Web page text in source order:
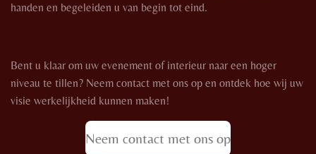
handen en begeleiden u van begin tot eind.
Bent u klaar om uw evenement of interieur naar een hoger
niveau te tillen? Neem contact met ons op en ontdek hoe wij uw
visie werkelijkheid kunnen maken!
Neem contact met ons op